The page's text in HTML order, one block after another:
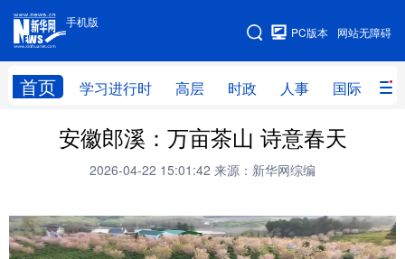
手机版
网站无障碍
PC版本
首页 学习进行时 高层 时政 人事 国际 财
手机版
网站地图
学习进行时 高层 时政 人事
财经 网评
台湾 思客智库 全球连线 教育
科技 科创 量子 体育
安徽郎溪：万亩茶山 诗意春天
2026-04-22 15:01:42 来源：新华网综编